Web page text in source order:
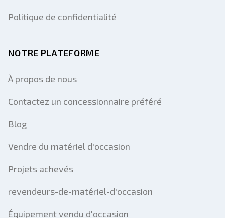
Politique de confidentialité
NOTRE PLATEFORME
À propos de nous
Contactez un concessionnaire préféré
Blog
Vendre du matériel d'occasion
Projets achevés
revendeurs-de-matériel-d'occasion
Équipement vendu d'occasion